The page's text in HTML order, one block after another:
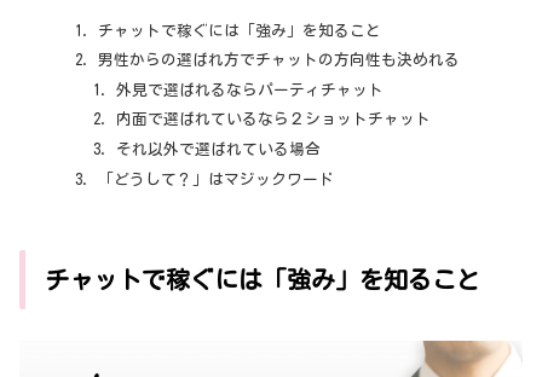
チャットで稼ぐには「強み」を知ること
男性からの選ばれ方でチャットの方向性も決めれる
外見で選ばれるならパーティチャット
内面で選ばれているなら２ショットチャット
それ以外で選ばれている場合
「どうして？」はマジックワード
チャットで稼ぐには「強み」を知ること